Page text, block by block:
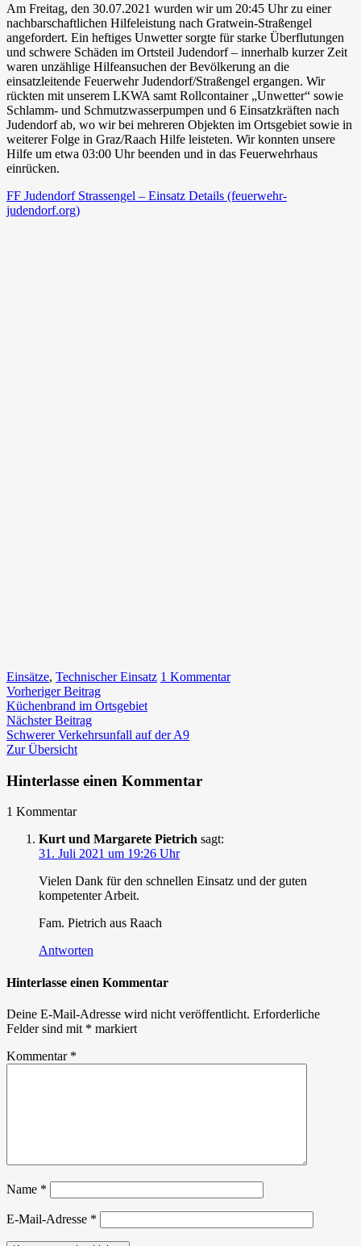
in
Gratwein/Straßengel
sowie
Graz/Raach
Am Freitag, den 30.07.2021 wurden wir um 20:45 Uhr zu einer
nachbarschaftlichen Hilfeleistung nach Gratwein-Straßengel
angefordert. Ein heftiges Unwetter sorgte für starke Überflutungen
und schwere Schäden im Ortsteil Judendorf – innerhalb kurzer Zeit
waren unzählige Hilfeansuchen der Bevölkerung an die
einsatzleitende Feuerwehr Judendorf/Straßengel ergangen. Wir
rückten mit unserem LKWA samt Rollcontainer „Unwetter“ sowie
Schlamm- und Schmutzwasserpumpen und 6 Einsatzkräften nach
Judendorf ab, wo wir bei mehreren Objekten im Ortsgebiet sowie in
weiterer Folge in Graz/Raach Hilfe leisteten. Wir konnten unsere
Hilfe um etwa 03:00 Uhr beenden und in das Feuerwehrhaus
einrücken.
FF Judendorf Strassengel – Einsatz Details (feuerwehr-
judendorf.org)
Einsätze, Technischer Einsatz 1 Kommentarzu
Beitragsnavigation
Vorheriger BeitragVorheriger
Beitrag:
Küchenbrand im Ortsgebiet
Nächster BeitragNächster
Beitrag:
Schwerer Verkehrsunfall auf der A9
Zur Übersicht
Hinterlasse einen Kommentar
1 Kommentar
Kurt und Margarete Pietrich sagt:
31. Juli 2021 um 19:26 Uhr
Vielen Dank für den schnellen Einsatz und der guten
kompetenter Arbeit.
Fam. Pietrich aus Raach
Antworten
Hinterlasse einen Kommentar
Deine E-Mail-Adresse wird nicht veröffentlicht. Erforderliche
Felder sind mit * markiert
Kommentar *
Name *
E-Mail-Adresse *